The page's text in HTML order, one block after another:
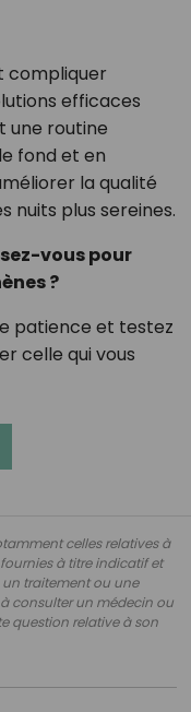
compliquer
efficaces
une routine
fond et en
la qualité
nuits plus sereines.
vous pour
?
patience et testez
celle qui vous
celles relatives à
à titre indicatif et
traitement ou une
consulter un médecin ou
question relative à son